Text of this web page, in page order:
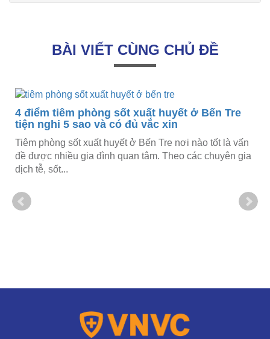
BÀI VIẾT CÙNG CHỦ ĐỀ
4 điểm tiêm phòng sốt xuất huyết ở Bến Tre
tiện nghi 5 sao và có đủ vắc xin
Tiêm phòng sốt xuất huyết ở Bến Tre nơi nào tốt là vấn
đề được nhiều gia đình quan tâm. Theo các chuyên gia
dịch tễ, sốt...